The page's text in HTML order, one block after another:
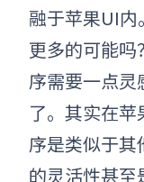
融于苹果UI内
更多的可能吗
序需要一点
了。其实在苹
序是类似于
的灵活性甚